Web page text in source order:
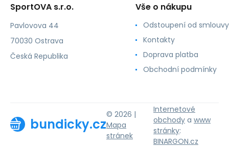
SportOVA s.r.o.
Pavlovova 44
70030 Ostrava
Česká Republika
Vše o nákupu
Odstoupení od smlouvy
Kontakty
Doprava platba
Obchodní podmínky
bundicky.cz
© 2026 |
Mapa
stránek
Internetové
obchody a www
stránky:
BINARGON.cz